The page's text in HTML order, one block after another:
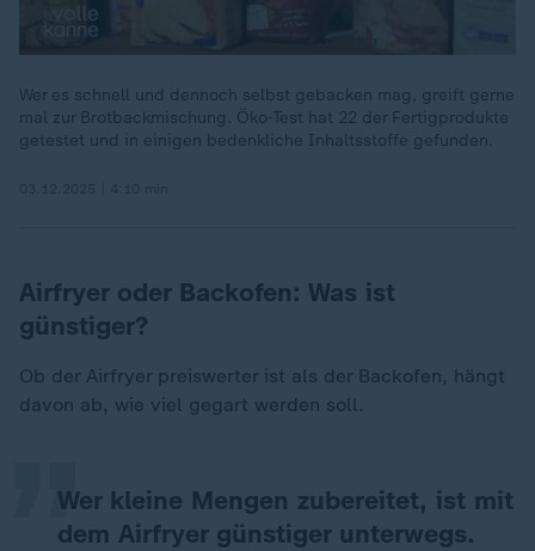
Wer es schnell und dennoch selbst gebacken mag, greift gerne
mal zur Brotbackmischung. Öko-Test hat 22 der Fertigprodukte
getestet und in einigen bedenkliche Inhaltsstoffe gefunden.
Airfryer oder Backofen: Was ist
günstiger?
Ob der Airfryer preiswerter ist als der Backofen, hängt
davon ab, wie viel gegart werden soll.
Wer kleine Mengen zubereitet, ist mit
dem Airfryer günstiger unterwegs.
„